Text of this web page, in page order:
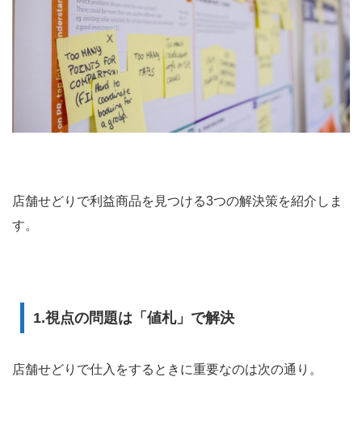
店舗せどりで利益商品を見つける3つの解決策を紹介しま
す。
1.視点の問題は「値札」で解決
店舗せどりで仕入をするときに重要なのは次の通り。